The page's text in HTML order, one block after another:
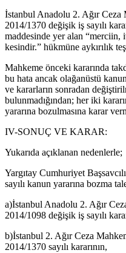
İstanbul Anadolu 2. Ağır
2014/1370 değişik iş sayılı
maddesinde yer alan “merciin,
kesindir.” hükmüne aykırılık
Mahkeme önceki kararında
bu hata ancak olağanüstü
ve kararların sonradan
bulunmadığından; her iki
yararına bozulmasına karar
IV-SONUÇ VE KARAR:
Yukarıda açıklanan nedenlerle;
Yargıtay Cumhuriyet
sayılı kanun yararına bozma
a)İstanbul Anadolu 2. Ağır
2014/1098 değişik iş sayılı
b)İstanbul 2. Ağır Ceza
2014/1370 sayılı kararının,